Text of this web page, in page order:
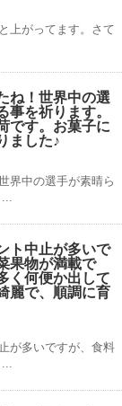
上がってます。さて
ね！世界中の選
事を祈ります。
です。お菓子に
ました♪
界中の選手が素晴ら
ト中止が多いで
果物が満載で
く何便か出して
麗で、順調に育
が多いですが、食料